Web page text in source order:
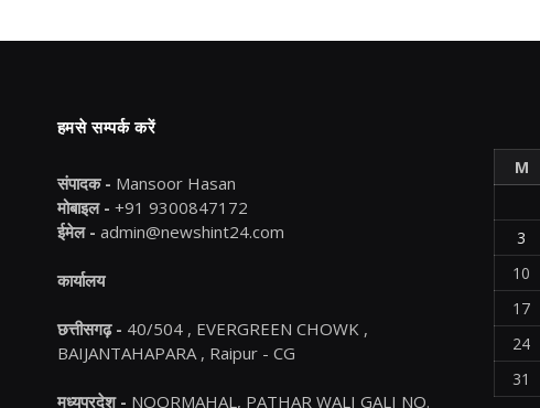
हमसे सम्पर्क करें
संपादक - Mansoor Hasan
मोबाइल - +91 9300847172
ईमेल - admin@newshint24.com
कार्यालय
छत्तीसगढ़ - 40/504 , EVERGREEN CHOWK ,
BAIJANTAHAPARA , Raipur - CG
मध्यप्रदेश - NOORMAHAL, PATHAR WALI GALI NO.
M
3
10
17
24
31